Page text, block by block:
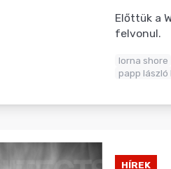
Előttük a
felvonul.
lorna shore
papp
HÍREK